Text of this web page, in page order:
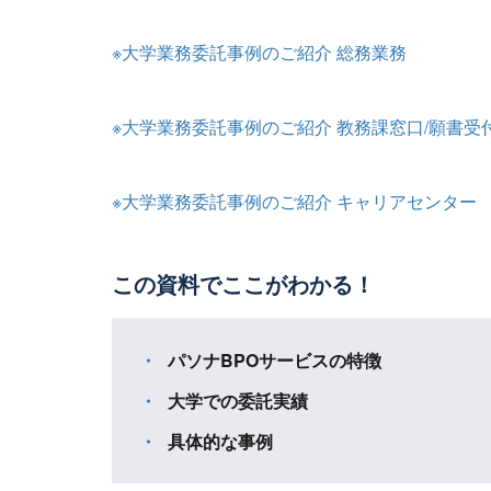
※大学業務委託事例のご紹介 総務業務
※大学業務委託事例のご紹介 教務課窓口/願書受
※大学業務委託事例のご紹介 キャリアセンター
この資料でここがわかる！
パソナBPOサービスの特徴
大学での委託実績
具体的な事例